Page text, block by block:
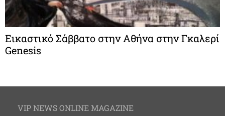
Εικαστικό Σάββατο στην Αθήνα στην Γκαλερί
Genesis
VIP NEWS ONLINE MAGAZINE